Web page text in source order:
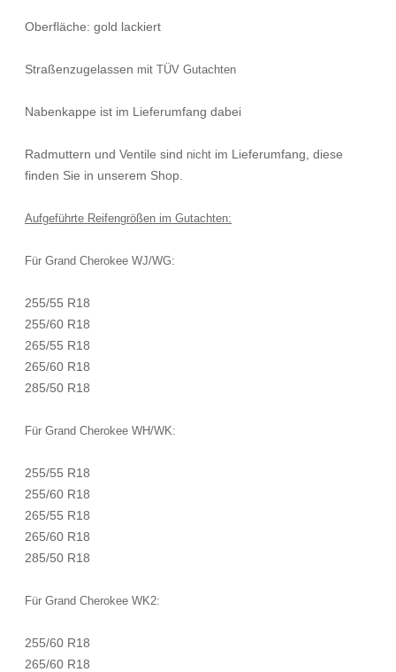
Oberfläche: gold lackiert
Straßenzugelassen mit TÜV Gutachten
Nabenkappe ist im Lieferumfang dabei
Radmuttern und Ventile sind nicht im Lieferumfang, diese
finden Sie in unserem Shop.
Aufgeführte Reifengrößen im Gutachten:
Für Grand Cherokee WJ/WG:
255/55 R18
255/60 R18
265/55 R18
265/60 R18
285/50 R18
Für Grand Cherokee WH/WK:
255/55 R18
255/60 R18
265/55 R18
265/60 R18
285/50 R18
Für Grand Cherokee WK2:
255/60 R18
265/60 R18